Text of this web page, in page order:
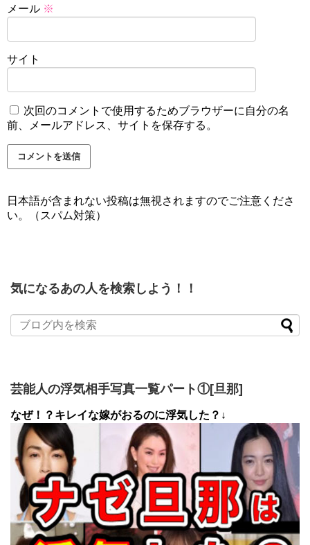
メール ※
サイト
次回のコメントで使用するためブラウザーに自分の名
前、メールアドレス、サイトを保存する。
日本語が含まれない投稿は無視されますのでご注意くださ
い。（スパム対策）
気になるあの人を検索しよう！！
芸能人の浮気相手写真一覧パート①[旦那]
なぜ！？キレイな嫁がおるのに浮気した？↓